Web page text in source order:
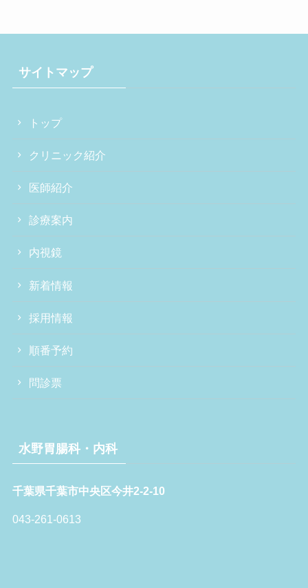
サイトマップ
トップ
クリニック紹介
医師紹介
診療案内
内視鏡
新着情報
採用情報
順番予約
問診票
水野胃腸科・内科
千葉県千葉市中央区今井2-2-10
043-261-0613